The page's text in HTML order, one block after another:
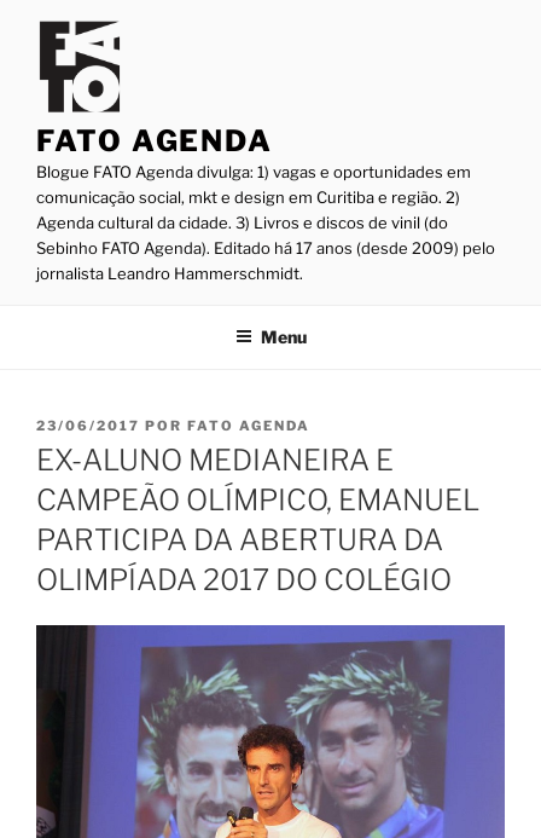
conteúdo
FATO AGENDA
Blogue FATO Agenda divulga: 1) vagas e oportunidades em
comunicação social, mkt e design em Curitiba e região. 2)
Agenda cultural da cidade. 3) Livros e discos de vinil (do
Sebinho FATO Agenda). Editado há 17 anos (desde 2009) pelo
jornalista Leandro Hammerschmidt.
Menu
PUBLICADO
EM
23/06/2017 POR FATO AGENDA
EX-ALUNO MEDIANEIRA E
CAMPEÃO OLÍMPICO, EMANUEL
PARTICIPA DA ABERTURA DA
OLIMPÍADA 2017 DO COLÉGIO